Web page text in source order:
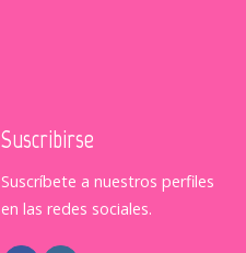
Suscribirse
Suscríbete a nuestros perfiles
en las redes sociales.